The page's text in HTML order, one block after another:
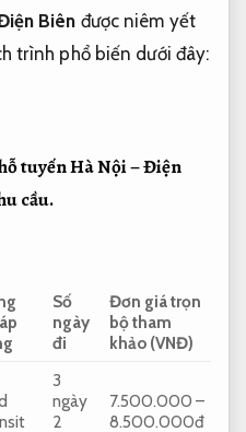
Biên được niêm yết
trình phổ biến dưới đây:
tuyến Hà Nội – Điện
cầu.
Số
ngày
đi
Đơn giá trọn
bộ tham
khảo (VNĐ)
3
ngày
2
7.500.000 –
8.500.000đ